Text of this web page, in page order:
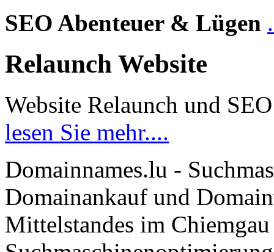
SEO Abenteuer & Lügen
Relaunch Website
Website Relaunch und SEO
lesen Sie mehr....
Domainnames.lu -
Domainankauf und
Mittelstandes im